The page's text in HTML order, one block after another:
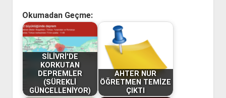
Okumadan Geçme:
SİLİVRİ'DE
KORKUTAN
DEPREMLER
(SÜREKLİ
GÜNCELLENİYOR)
AHTER NUR
ÖĞRETMEN TEMİZE
ÇIKTI